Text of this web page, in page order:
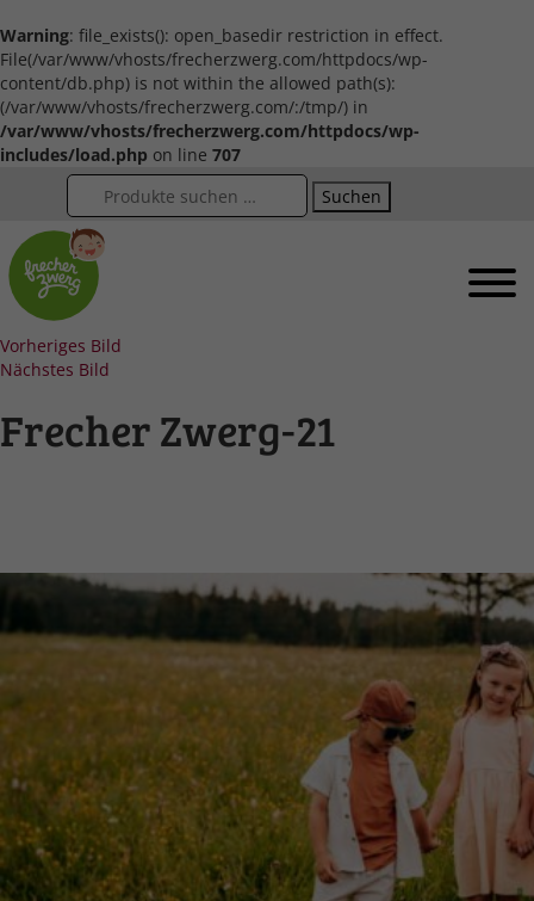
Warning: file_exists(): open_basedir restriction in effect.
File(/var/www/vhosts/frecherzwerg.com/httpdocs/wp-
content/db.php) is not within the allowed path(s):
(/var/www/vhosts/frecherzwerg.com/:/tmp/) in
/var/www/vhosts/frecherzwerg.com/httpdocs/wp-
includes/load.php on line 707
Suchen
Vorheriges Bild
Nächstes Bild
Frecher Zwerg-21